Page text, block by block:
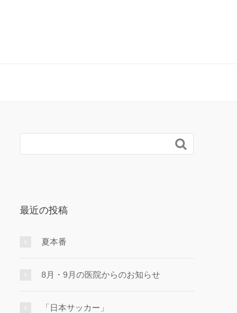

最近の投稿
夏本番
8月・9月の医院からのお知らせ
「日本サッカー」